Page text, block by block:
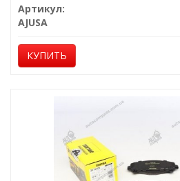
Артикул:
AJUSA
КУПИТЬ